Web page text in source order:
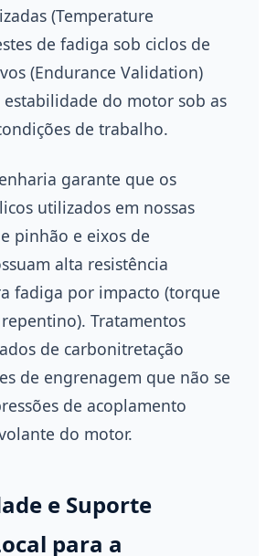
(Temperature
de fadiga sob ciclos de
(Endurance Validation)
do motor sob as
de trabalho.
garante que os
utilizados em nossas
pinhão e eixos de
alta resistência
fadiga por impacto (torque
Tratamentos
de carbonitretação
de engrenagem que não se
de acoplamento
do motor.
e Suporte
para a